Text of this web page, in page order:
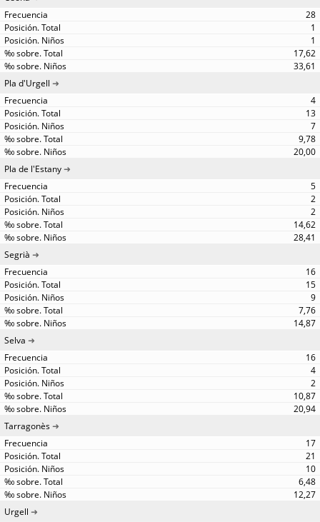
28
1
1
17,62
33,61
Pla d'Urgell
4
13
7
9,78
20,00
Pla de l'Estany
5
2
2
14,62
28,41
Segrià
16
15
9
7,76
14,87
Selva
16
4
2
10,87
20,94
Tarragonès
17
21
10
6,48
12,27
Urgell